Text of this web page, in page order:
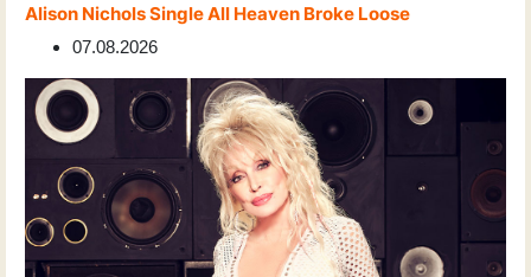
Alison Nichols Single All Heaven Broke Loose
07.08.2026